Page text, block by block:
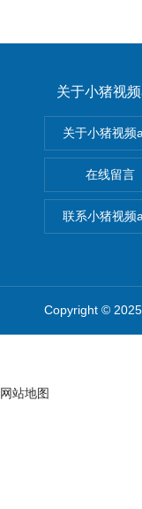
关于小猪视
关于小猪视频
在线留言
联系小猪视频
Copyright ©
网站地图